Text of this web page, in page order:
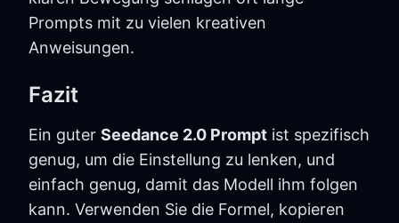
Prompts mit zu vielen kreativen
Anweisungen.
Fazit
Ein guter Seedance 2.0 Prompt ist spezifisch
genug, um die Einstellung zu lenken, und
einfach genug, damit das Modell ihm folgen
kann. Verwenden Sie die Formel, kopieren